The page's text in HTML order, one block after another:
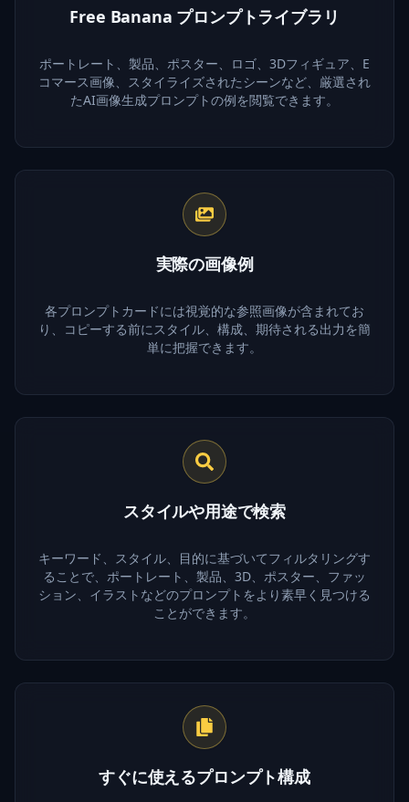
Free Banana プロンプトライブラリ
ポートレート、製品、ポスター、ロゴ、3Dフィギュア、E
コマース画像、スタイライズされたシーンなど、厳選され
たAI画像生成プロンプトの例を閲覧できます。
実際の画像例
各プロンプトカードには視覚的な参照画像が含まれてお
り、コピーする前にスタイル、構成、期待される出力を簡
単に把握できます。
スタイルや用途で検索
キーワード、スタイル、目的に基づいてフィルタリングす
ることで、ポートレート、製品、3D、ポスター、ファッ
ション、イラストなどのプロンプトをより素早く見つける
ことができます。
すぐに使えるプロンプト構成